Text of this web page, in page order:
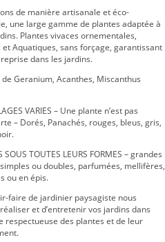
de manière artisanale et éco-
une large gamme de plantes adaptée à
Plantes vivaces ornementales,
Aquatiques, sans forçage, garantissant
dans les jardins.
Geranium, Acanthes, Miscanthus
VARIES – Une plante n’est pas
– Dorés, Panachés, rouges, bleus, gris,
SOUS TOUTES LEURS FORMES – grandes
ou doubles, parfumées, mellifères,
ou en épis.
faire de jardinier paysagiste nous
et d’entretenir vos jardins dans
respectueuse des plantes et de leur